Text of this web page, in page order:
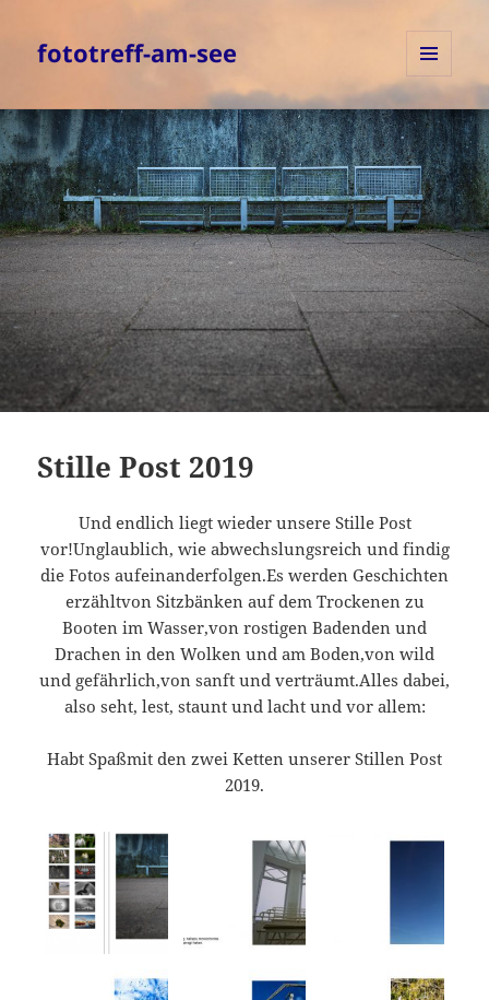
fototreff-am-see
MENÜ
WIDGETS
Stille Post 2019
Und endlich liegt wieder unsere Stille Post
vor!Unglaublich, wie abwechslungsreich und findig
die Fotos aufeinanderfolgen.Es werden Geschichten
erzähltvon Sitzbänken auf dem Trockenen zu
Booten im Wasser,von rostigen Badenden und
Drachen in den Wolken und am Boden,von wild
und gefährlich,von sanft und verträumt.Alles dabei,
also seht, lest, staunt und lacht und vor allem:
Habt Spaßmit den zwei Ketten unserer Stillen Post
2019.